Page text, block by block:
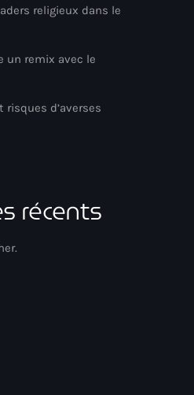
religieux dans le
un remix avec le
d’averses
récents